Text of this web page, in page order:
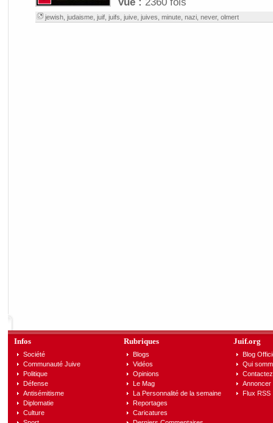
jewish, judaisme, juif, juifs juive, juives minute, nazi, never, olmert
Infos
Société
Communauté Juive
Politique
Défense
Antisémitisme
Diplomatie
Culture
Rubriques
Blogs
Vidéos
Opinions
Le Mag
La Personnalité de la semaine
Reportages
Caricatures
Juif.org
Blog
Qui
Annoncer
Flux RSS